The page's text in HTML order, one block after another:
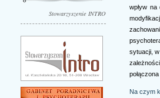
Stowarzyszenie INTRO
wpływ
sytuacji,
Na czym